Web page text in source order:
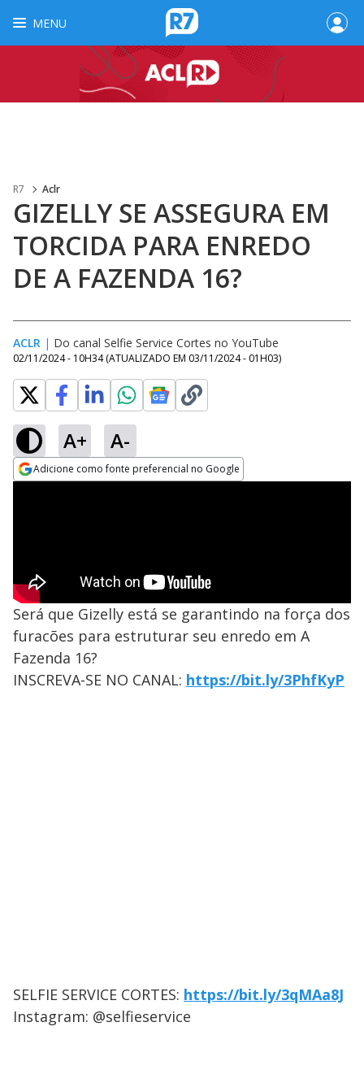
MENU
R7 Aclr
GIZELLY SE ASSEGURA EM
TORCIDA PARA ENREDO
DE A FAZENDA 16?
ACLR | Do canal Selfie Service Cortes no YouTube
02/11/2024 - 10H34 (ATUALIZADO EM 03/11/2024 - 01H03)
A+ A-
Adicione como fonte preferencial no Google
Será que Gizelly está se garantindo na força dos
furacões para estruturar seu enredo em A
Fazenda 16?
INSCREVA-SE NO CANAL: https://bit.ly/3PhfKyP
SELFIE SERVICE CORTES: https://bit.ly/3qMAa8J
Instagram: @selfieservice